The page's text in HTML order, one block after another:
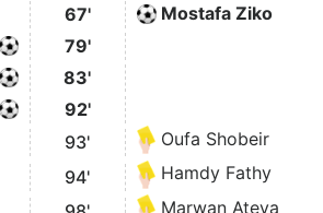
67'
Mostafa Ziko
79'
83'
92'
93'
Oufa Shobeir
94'
Hamdy Fathy
Marwan Ateya